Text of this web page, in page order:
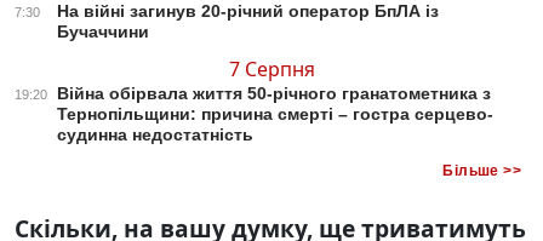
7:30
На війні загинув 20-річний оператор БпЛА із
Бучаччини
7 Серпня
19:20
Війна обірвала життя 50-річного гранатометника з
Тернопільщини: причина смерті – гостра серцево-
судинна недостатність
Більше >>
Скільки, на вашу думку, ще триватимуть